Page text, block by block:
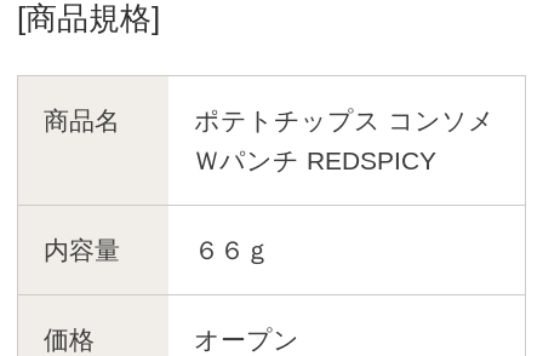
[商品規格]
商品名
ポテトチップス コンソメ
Ｗパンチ REDSPICY
内容量 ６６ｇ
価格 オープン